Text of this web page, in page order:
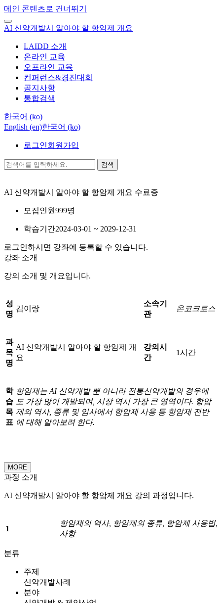
메인 콘텐츠로 건너뛰기
AI 신약개발시 알아야 할 항암제 개요
LAIDD 소개
온라인 교육
오프라인 교육
컨퍼런스&경진대회
공지사항
통합검색
한국어 ‎(ko)‎
English ‎(en)‎한국어 ‎(ko)‎
로그인회원가입
검색
AI 신약개발시 알아야 할 항암제 개요 수료증
모집인원999명
학습기간2024-03-01 ~ 2029-12-31
로그인하시면 강좌에 등록할 수 있습니다.
강좌 소개
강의 소개 및 개요입니다.
성
명
김이랑
소속기
관
온코크로스
과
목
명
AI 신약개발시 알아야 할 항암제 개
요
강의시
간
1시간
학
습
목
표
항암제는 AI 신약개발 뿐 아니라 전통신약개발의 경우에
도 가장 많이 개발되며, 시장 역시 가장 큰 영역이다. 항암
제의 역사, 종류 및 임사에서 항암제 사용 등 항암제 전반
에 대해 알아보려 한다.
MORE
과정 소개
AI 신약개발시 알아야 할 항암제 개요 강의 과정입니다.
1
항암제의 역사, 항암제의 종류, 항암제 사용
사항
분류
주제
신약개발사례
분야